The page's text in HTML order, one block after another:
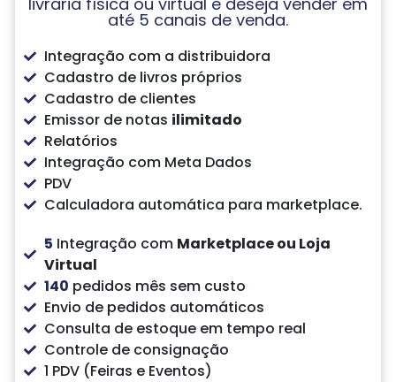
até 5 canais de venda.
Integração com a distribuidora
Cadastro de livros próprios
Cadastro de clientes
Emissor de notas ilimitado
Relatórios
Integração com Meta Dados
PDV
Calculadora automática para marketplace.
5 Integração com Marketplace ou Loja
Virtual
140 pedidos mês sem custo
Envio de pedidos automáticos
Consulta de estoque em tempo real
Controle de consignação
1 PDV (Feiras e Eventos)